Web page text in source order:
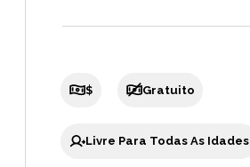
$ Gratuito
Livre Para Todas As Idades